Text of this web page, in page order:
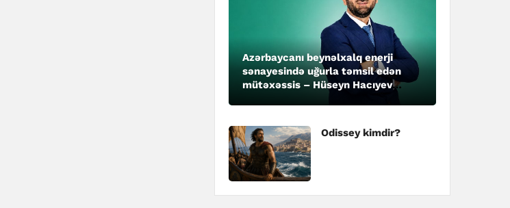
Azərbaycanı beynəlxalq enerji
sənayesində uğurla təmsil edən
mütəxəssis – Hüseyn Hacıyev
Odissey kimdir?